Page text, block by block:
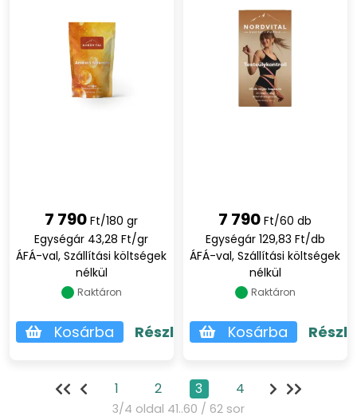
7 790 Ft/180 gr
Egységár 43,28 Ft/gr
ÁFÁ-val, Szállítási költségek
nélkül
Raktáron
Kosárba Részletek
7 790 Ft/60 db
Egységár 129,83 Ft/db
ÁFÁ-val, Szállítási költségek
nélkül
Raktáron
Kosárba
1 2 3 4
3/4 oldal 41..60 / 62 sor